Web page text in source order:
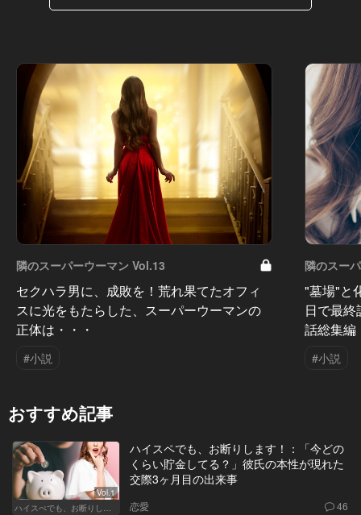
隣のスーパーウーマン Vol.13
セクハラ男に、成敗を！荒れ果てたオフィ
スに光をもたらした、スーパーウーマンの
正体は・・・
#小説
隣のスー
"墓場"と
日で最
話総集編
#小説
おすすめ記事
Vol.1
ハイスぺでも、お断りします！
ハイスペでも、お断りします！：「今どの
くらい貯金してる？」彼氏の本性が現れた
交際3ヶ月目の出来事
恋愛 46